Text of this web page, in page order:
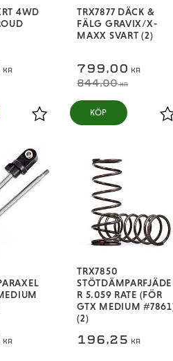
4WD
KR
Lägg till i favoriter
TRX7877 DÄCK &
FÄLG GRAVIX/X-
MAXX SVART (2)
799,00 KR
844,00KR
KÖP
KR
TRX7850
STÖTDÄMPARFJÄDE
R 5.059 RATE (FÖR
GTX MEDIUM
(2)
196,25 KR